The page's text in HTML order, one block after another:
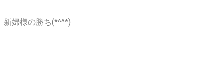
新婦様の勝ち(*^^*)